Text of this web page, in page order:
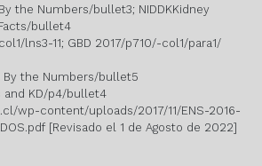
the Numbers/bullet3; NIDDKKidney
bullet4
lns3-11; GBD 2017/p710/-col1/para1/
By the Numbers/bullet5
and KD/p4/bullet4
wp-content/uploads/2017/11/ENS-2016-
[Revisado el 1 de Agosto de 2022]